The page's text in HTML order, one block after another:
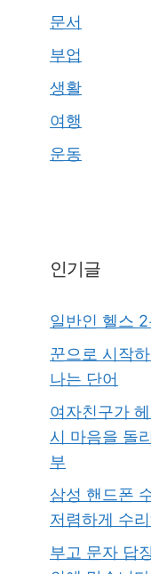
문서
부업
생활
여행
운동
인기글
일반인 헬스
꾼으로 시작
나는 단어
여자친구가
시 마음을 돌
부
삼성 핸드폰
저렴하게 수
부고 문자 답